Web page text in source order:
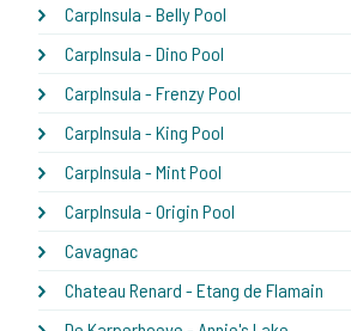
CarpInsula - Belly Pool
CarpInsula - Dino Pool
CarpInsula - Frenzy Pool
CarpInsula - King Pool
CarpInsula - Mint Pool
CarpInsula - Origin Pool
Cavagnac
Chateau Renard - Etang de Flamain